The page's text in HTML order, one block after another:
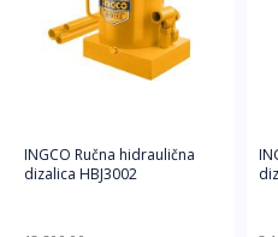
INGCO Ručna hidraulična
dizalica HBJ3002